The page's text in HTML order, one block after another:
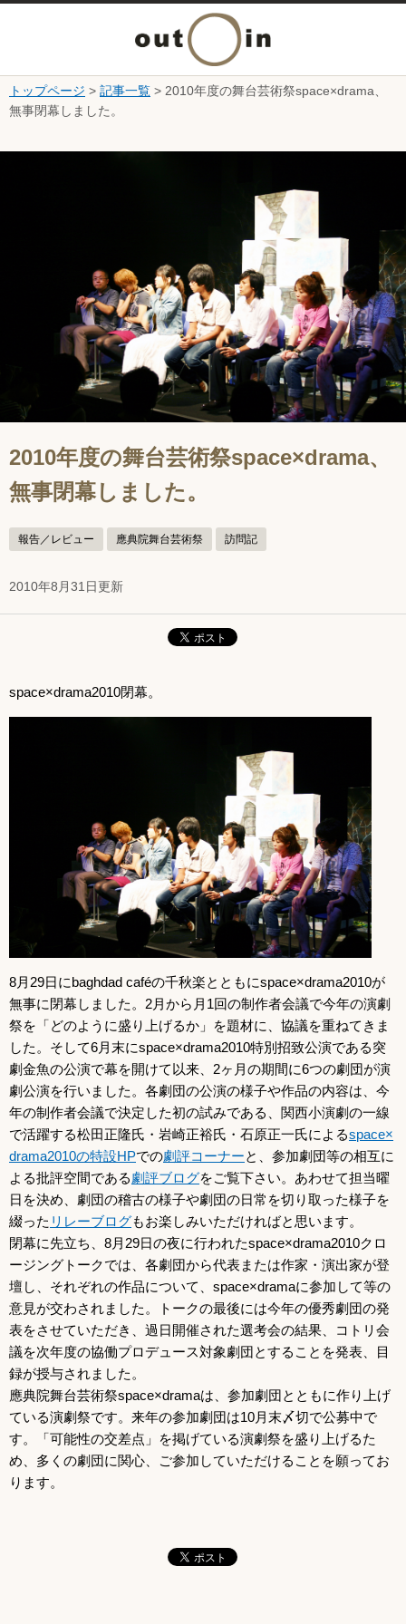
本文へ
ニ
ュ
トップページ > 記事一覧 > 2010年度の舞台芸術祭space×drama、
無事閉幕しました。
2010年度の舞台芸術祭space×drama、
無事閉幕しました。
報告／レビュー 應典院舞台芸術祭 訪問記
2010年8月31日更新
space×drama2010閉幕。
8月29日にbaghdad caféの千秋楽とともにspace×drama2010が
無事に閉幕しました。2月から月1回の制作者会議で今年の演劇
祭を「どのように盛り上げるか」を題材に、協議を重ねてきま
した。そして6月末にspace×drama2010特別招致公演である突
劇金魚の公演で幕を開けて以来、2ヶ月の期間に6つの劇団が演
劇公演を行いました。各劇団の公演の様子や作品の内容は、今
年の制作者会議で決定した初の試みである、関西小演劇の一線
で活躍する松田正隆氏・岩崎正裕氏・石原正一氏によるspace×
drama2010の特設HPでの劇評コーナーと、参加劇団等の相互に
よる批評空間である劇評ブログをご覧下さい。あわせて担当曜
日を決め、劇団の稽古の様子や劇団の日常を切り取った様子を
綴った リレーブログもお楽しみいただければと思います。
閉幕に先立ち、8月29日の夜に行われたspace×drama2010クロ
ージングトークでは、各劇団から代表または作家・演出家が登
壇し、それぞれの作品について、space×dramaに参加して等の
意見が交わされました。トークの最後には今年の優秀劇団の発
表をさせていただき、過日開催された選考会の結果、コトリ会
議を次年度の協働プロデュース対象劇団とすることを発表、目
録が授与されました。
應典院舞台芸術祭space×dramaは、参加劇団とともに作り上げ
ている演劇祭です。来年の参加劇団は10月末〆切で公募中で
す。「可能性の交差点」を掲げている演劇祭を盛り上げるた
め、多くの劇団に関心、ご参加していただけることを願ってお
ります。